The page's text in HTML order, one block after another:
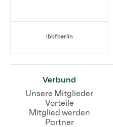
ibbf.berlin
Verbund
Unsere Mitglieder
Vorteile
Mitglied werden
Partner